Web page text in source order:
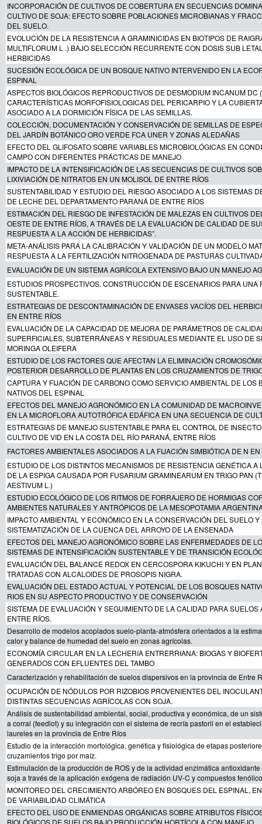
INCORPORACIÓN DE CULTIVOS DE COBERTURA EN SECUENCIAS
CULTIVO DE SOJA: EFECTO SOBRE POBLACIONES MICROBIANAS Y
DEL SUELO.
EVOLUCIÓN DE LA RESISTENCIA A GRAMINICIDAS EN BIOTIPOS DE
MULTIFLORUM L .) BAJO SELECCIÓN RECURRENTE CON DOSIS SUB
HERBICIDAS
SUCESIÓN ECOLÓGICA DE UN BOSQUE NATIVO INTERVENIDO EN LA
ESPINAL
ASPECTOS BIOLÓGICOS REPRODUCTIVOS DE DESMODIUM INCANUM DC
CARACTERÍSTICAS MORFOFISIOLOGICAS DEL PERICARPIO Y LA
ASOCIADO A LA DORMICIÓN FÍSICA DE LAS SEMILLAS.
COLECCIÓN, DOCUMENTACIÓN Y CONSERVACIÓN DE SEMILLAS DE
DEL JARDÍN BOTÁNICO ORO VERDE FCA UNER Y ZONAS ALEDAÑAS
EFECTO DEL GLIFOSATO SOBRE VARIABLES MICROBIOLÓGICAS EN
CAMPO CON DIFERENTES PRÁCTICAS DE MANEJO
IMPACTO DE LA INTENSIFICACIÓN DE LAS SECUENCIAS DE CULTIVOS
LIXIVIACIÓN DE NITRATOS EN UN MOLISOL DE ENTRE RÍOS
SUSTENTABILIDAD Y ESTUDIO DEL RIESGO ASOCIADO A LOS SISTEMAS
DE LECHE DEL DEPARTAMENTO PARANÁ DE ENTRE RÍOS
ESTIMACIÓN DEL RIESGO DE INFESTACIÓN DE MALEZAS EN CULTIVOS
OESTE DE ENTRE RÍOS, A TRAVÉS DE LA EVALUACIÓN DE CALIDAD DE
RESPUESTA A LA ACCIÓN DE HERBICIDAS”.
META-ANÁLISIS PARA LA CALIBRACIÓN Y VALIDACIÓN DE UN MODELO
RESPUESTA A LA FERTILIZACIÓN NITROGENADA DE PASTURAS
EVALUACIÓN DE UN SISTEMA AGRÍCOLA EXTENSIVO BAJO UN MANEJO
ESTUDIOS PROSPECTIVOS. CONSTRUCCIÓN DE ESCENARIOS PARA UNA
SUSTENTABLE.
ESTRATEGIAS DE DESCONTAMINACIÓN DE ENVASES VACÍOS DEL
EN ENTRE RÍOS
EVALUACIÓN DE LA CAPACIDAD DE MEJORA DE PARÁMETROS DE
SUPERFICIALES, SUBTERRÁNEAS Y RESIDUALES MEDIANTE EL USO DE
MORINGA OLEIFERA
ESTUDIO DE LOS FACTORES QUE AFECTAN LA ELIMINACIÓN
POSTERIOR DESARROLLO DE PLANTAS EN LOS CRUZAMIENTOS DE
CAPTURA Y FIJACIÓN DE CARBONO COMO SERVICIO AMBIENTAL DE LOS
NATIVOS DEL ESPINAL
EFECTOS DEL MANEJO AGRONÓMICO EN LA COMUNIDAD DE
EN LA MICROFLORA AUTOTRÓFICA EDÁFICA EN UNA SECUENCIA DE
ESTRATEGIAS DE MANEJO SUSTENTABLE PARA EL CONTROL DE
CULTIVO DE VID EN LA COSTA DEL RÍO PARANÁ, ENTRE RÍOS
FACTORES AMBIENTALES ASOCIADOS A LA FIJACIÓN SIMBIÓTICA DE N
ESTUDIO DE LOS DISTINTOS MECANISMOS DE RESISTENCIA GENÉTICA A
DE LA ESPIGA CAUSADA POR FUSARIUM GRAMINEARUM EN TRIGO PAN
AESTIVUM L.)
ESTUDIO ECOLÓGICO DE LOS RITMOS DE FORRAJERO DE HORMIGAS
AMBIENTES NATURALES Y ANTRÓPICOS DE LA MESOPOTAMIA
IMPACTO AMBIENTAL Y ECONÓMICO EN LA CONSERVACIÓN DEL SUELO
SISTEMATIZACIÓN DE LA CUENCA DEL ARROYO DE LA ENSENADA
EFECTOS DEL MANEJO AGRONÓMICO SOBRE LAS ENFERMEDADES DE
SISTEMAS DE INTENSIFICACIÓN SUSTENTABLE Y DE TRANSICIÓN
EVALUACIÓN DEL BALANCE REDOX EN CERCOSPORA KIKUCHI Y EN
TRATADAS CON ALCALOIDES DE PROSOPIS NIGRA.
EVALUACIÓN DEL ESTADO ACTUAL Y POTENCIAL DE LOS BOSQUES
RIOS EN SU ASPECTO PRODUCTIVO Y DE CONSERVACIÓN
SISTEMA DE EVALUACIÓN Y SEGUIMIENTO DE LA CALIDAD PARA SUELOS
ENTRE RÍOS.
Desarrollo de modelos acoplados suelo-planta-atmósfera orientados a la
calor y balance de humedad del suelo en zonas agrícolas.
ECONOMÍA CIRCULAR EN LA LECHERíA ENTRERRIANA: BIOGAS Y
GENERADOS CON EFLUENTES DEL TAMBO
Caracterización y rehabilitación de suelos dispersivos en la provincia de Entre
OCUPACIÓN DE NÓDULOS POR RIZOBIOS PROVENIENTES DEL
DISTINTAS SECUENCIAS AGRÍCOLAS CON SOJA.
Análisis de sustentabilidad ambiental, social, productiva y económica, de un
a corral (feedlot) y su integración con el sistema de recría pastoril en el
laureles en la provincia de Entre Ríos
Estudio de la interacción morfológica, genética y fisiológica de etapas
cruzamientos trigo por maíz.
Estimulación de la producción de ROS y de la actividad enzimática
soja a través de la aplicación exógena de radiación UV-C y compuestos
MONITOREO DEL CRECIMIENTO ARBÓREO EN BOSQUES DEL ESPINAL,
DE VARIABILIDAD CLIMÁTICA
EFECTO DEL USO DE ENMIENDAS ORGÁNICAS SOBRE ATRIBUTOS
BIOLÓGICOS DE SUELOS BAJO PRODUCCIÓN HORTÍCOLA CON MANEJO